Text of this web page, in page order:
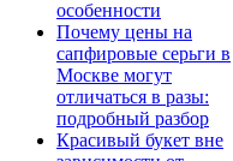
особенности
Почему цены на
сапфировые серьги в
Москве могут
отличаться в разы:
подробный разбор
Красивый букет вне